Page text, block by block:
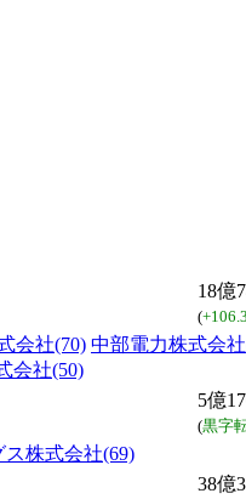
18億
(
会社(70) 中部電力株式会
会社(50)
5億
(黒字
株式会社(69)
38億